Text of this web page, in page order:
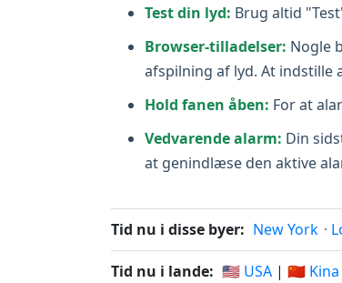
Test din lyd: Brug altid
Browser-tilladelser: Nogle
afspilning af lyd. At
Hold fanen åben: For at
Vedvarende alarm: Din
at genindlæse den aktive
Tid nu i disse byer: New York ·
Tid nu i lande: 🇺🇸 USA | 🇨🇳 Kina